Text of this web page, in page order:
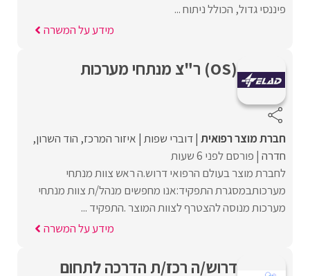
פיננסי גדול, הכולל ניתוח ...
מידע על המשרה
(OS) ר"צ מנתחי מערכות
חברת מוצר רפואית דוברי שפות איזור המרכז הוד השרון
חדרה פורסם לפני 6 שעות
לחברת מוצר בעולם הרפואי דרוש.ה ראש צוות מנתחי
מערכותבמסגרת התפקיד:אנו מחפשים מנהל/ת צוות מנתחי
מערכות מנוסה להצטרף לצוות המוצר .התפקיד ...
מידע על המשרה
דרוש/ה רכז/ת הדרכה לתחום